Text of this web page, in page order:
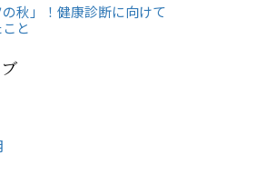
の秋」！健康診断に向けて
と